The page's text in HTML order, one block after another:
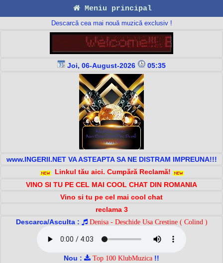
Meniu principal
Descarcă cea mai nouă muzică exclusiv !
Joi, 06-August-2026 05:35
www.INGERII.NET VA ASTEAPTA SA NE DISTRAM IMPREUNA!!!
Linkul tău aici. Cumpără Reclamă!
VINO SI TU PE CEL MAI COOL CHAT DIN ROMANIA
Vino si tu pe cel mai cool chat
reclama 3
Descarca/Asculta :
Denisa - Deschide Usa Crestine ( Colind )
Nou : Top 100 KlubMuzica !!